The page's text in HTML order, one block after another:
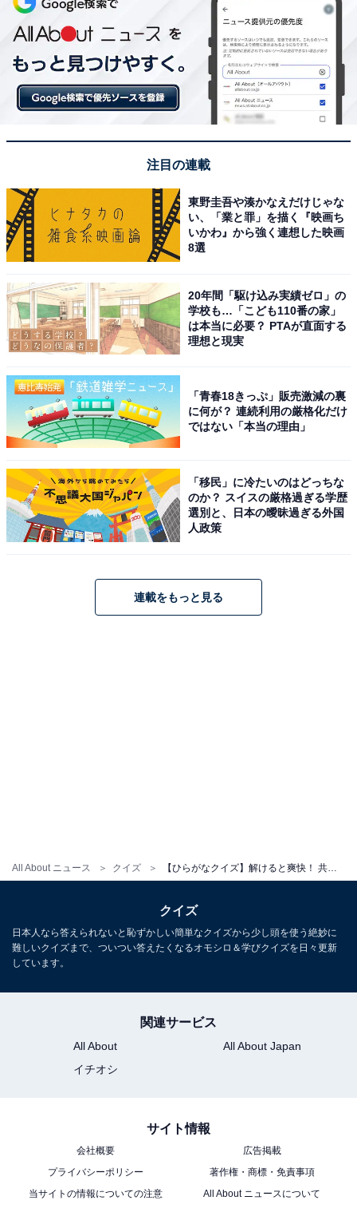
All About ニュース クイズ
注目の連載
東野圭吾や湊かなえだけじゃな
い、「業と罪」を描く『映画ち
いかわ』から強く連想した映画
8選
20年間「駆け込み実績ゼロ」の
学校も…「こども110番の家」
は本当に必要？ PTAが直面する
理想と現実
「青春18きっぷ」販売激減の裏
に何が？ 連続利用の厳格化だけ
ではない「本当の理由」
「移民」に冷たいのはどっちな
のか？ スイスの厳格過ぎる学歴
選別と、日本の曖昧過ぎる外国
人政策
連載をもっと見る
クイズ
日本人なら答えられないと恥ずかしい簡単なクイズから少し頭を使う絶妙に
難しいクイズまで、ついつい答えたくなるオモシロ＆学びクイズを日々更新
しています。
関連サービス
All About
All About Japan
イチオシ
サイト情報
会社概要
広告掲載
プライバシーポリシー
著作権・商標・免責事項
当サイトの情報についての注意
All About ニュースについて